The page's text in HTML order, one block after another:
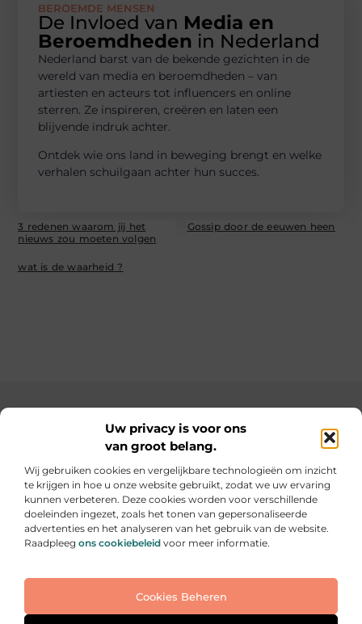
Uw privacy is voor ons
van groot belang.
Wij gebruiken cookies en vergelijkbare technologieën om inzicht
te krijgen in hoe u onze website gebruikt, zodat we uw ervaring
kunnen verbeteren. Deze cookies worden voor verschillende
doeleinden ingezet, zoals het tonen van gepersonaliseerde
advertenties en het analyseren van het gebruik van de website.
Raadpleeg ons cookiebeleid voor meer informatie.
Cookies Beheren
BEROEMDE MENSEN
De Invloed van Media en
Beroemdheden in Nederland
Nederland barst van de bekende gezichten in de
wereld van media en beroemdheden – van
artiesten en acteurs tot influencers en online
sterren. Ze inspireren, creëren en laten een
blijvende indruk achter.
Ontdek wie ons land in beweging brengt en welke
verhalen schuilgaan achter hun succes.
3 redenen waarom jij het
nieuws zou moeten volgen
Gossip door de eeuwen heen
wat is de waarheid ?
Elke dag iets nieuws op informe-toit.be
Praktische tips, slimme ideeën en boeiende verhalen
voor jouw dagelijks leven.